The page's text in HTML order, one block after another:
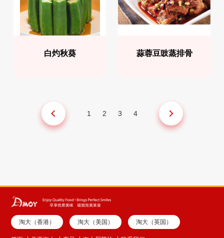
白灼秋葵 蒜蓉豆豉蒸排骨
1 2 3 4
淘大（香港） 淘大（美国） 淘大（英国）